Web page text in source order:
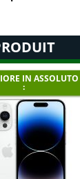
IN ASSOLUTO
: